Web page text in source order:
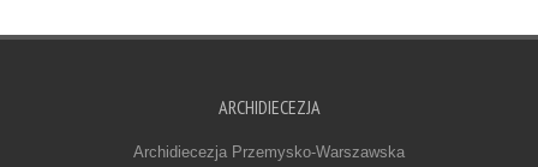
ARCHIDIECEZJA
Archidiecezja Przemysko-Warszawska